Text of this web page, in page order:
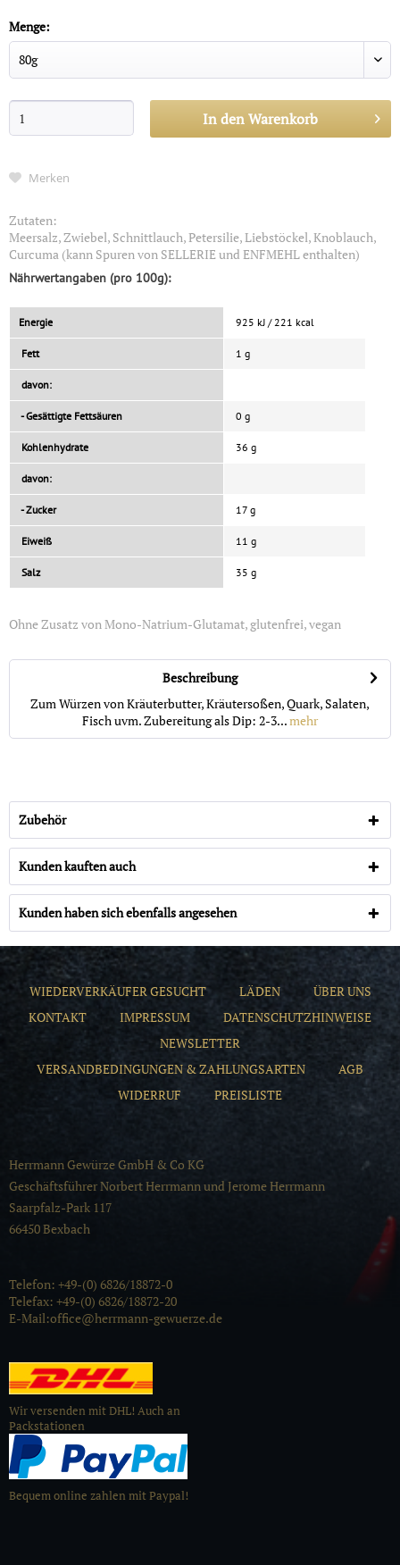
Menge:
In denWarenkorb
Merken
Zutaten:
Meersalz, Zwiebel, Schnittlauch, Petersilie, Liebstöckel, Knoblauch,
Curcuma (kann Spuren von SELLERIE und ENFMEHL enthalten)
Nährwertangaben (pro 100g):
Energie 925 kJ / 221 kcal
Fett 1 g
davon:
- Gesättigte Fettsäuren 0 g
Kohlenhydrate 36 g
davon:
- Zucker 17 g
Eiweiß 11 g
Salz 35 g
Ohne Zusatz von Mono-Natrium-Glutamat, glutenfrei, vegan
Beschreibung
Zum Würzen von Kräuterbutter, Kräutersoßen, Quark, Salaten,
Fisch uvm. Zubereitung als Dip: 2-3...mehr
Zubehör
Kunden kauften auch
Kunden haben sich ebenfalls angesehen
WIEDERVERKÄUFER GESUCHT LÄDEN
ÜBER UNS
KONTAKT
IMPRESSUM
DATENSCHUTZHINWEISE
NEWSLETTER
VERSANDBEDINGUNGEN & ZAHLUNGSARTEN
AGB
WIDERRUF
PREISLISTE
Herrmann Gewürze GmbH & Co KG
Geschäftsführer Norbert Herrmann und Jerome Herrmann
Saarpfalz-Park 117
66450 Bexbach
Telefon: +49-(0) 6826/18872-0
Telefax: +49-(0) 6826/18872-20
E-Mail:office@herrmann-gewuerze.de
Wir versenden mit DHL! Auch an
Packstationen
Bequem online zahlen mit Paypal!